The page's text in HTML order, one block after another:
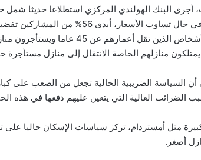
استئجاره. ولاحظ أن الأشخاص الذين
منازلهم الخاصة الانتقال إلى منازل مستأجرة
أن السياسة الضريبية الحالية تجعل من الصعب على
الضرائب العالية التي يتعين عليهم دفعها في هذه
مثل أمستردام، تركز سياسات الإسكان حاليا
أصغر.